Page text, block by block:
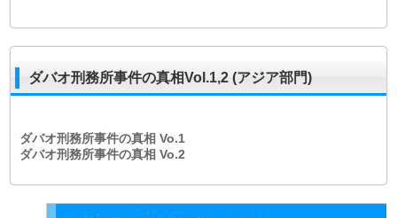
ダバオ刑務所事件の真相Vol.1,2 (アジア部門)
ダバオ刑務所事件の真相Vo.1
ダバオ刑務所事件の真相Vo.2